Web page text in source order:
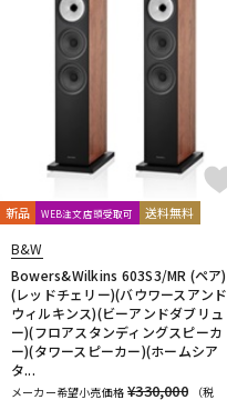
新品 WEB注文店頭受取可 送料無料
B&W
Bowers&Wilkins 603S3/MR (ペア)
(レッドチェリー)(バウワースアンド
ウィルキンス)(ビーアンドダブリュ
ー)(フロアスタンディングスピーカ
ー)(タワースピーカー)(ホームシア
タ...
メーカー希望小売価格 ¥330,000
（税